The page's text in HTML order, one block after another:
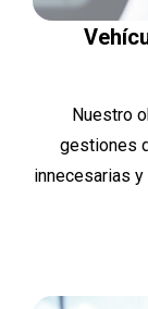
Nuestro
gestiones
innecesarias